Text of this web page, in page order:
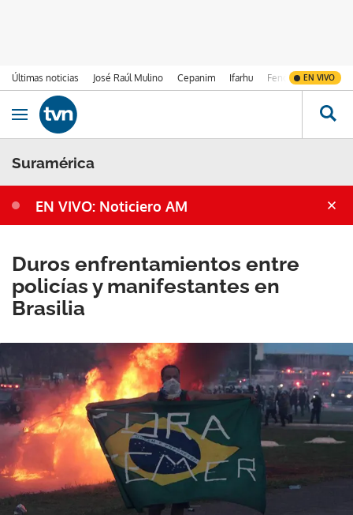
Últimas noticias José Raúl Mulino Cepanim Ifarhu Fenómeno de El
EN VIVO
Ir al contenido
Obrir navegació
Suramérica
EN VIVO: Noticiero AM
Duros enfrentamientos entre
policías y manifestantes en
Brasilia